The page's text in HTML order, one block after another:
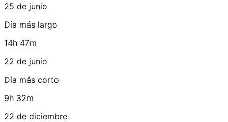
25 de junio
Día más largo
14h 47m
22 de junio
Día más corto
9h 32m
22 de diciembre